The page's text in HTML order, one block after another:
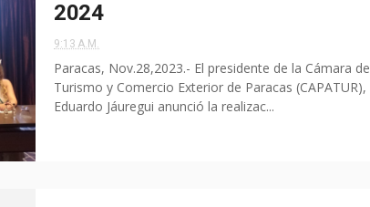
2024
9:13 A.M.
Paracas, Nov.28,2023.- El presidente de la Cámara de
Turismo y Comercio Exterior de Paracas (CAPATUR),
Eduardo Jáuregui anunció la realizac...